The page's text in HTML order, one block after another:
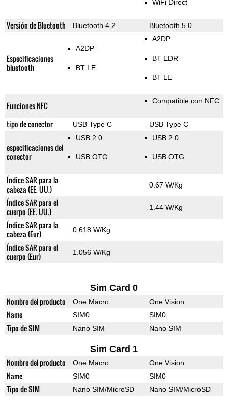
WiFi Direct
Versión de Bluetooth Bluetooth 4.2 Bluetooth 5.0
Especificaciones
bluetooth
A2DP
BT LE
A2DP
BT EDR
BT LE
Funciones NFC Compatible con NFC
tipo de conector USB Type C USB Type C
especificaciones del
conector
USB 2.0
USB OTG
USB 2.0
USB OTG
Índice SAR para la
cabeza (EE. UU.)
0.67 W/Kg
Índice SAR para el
cuerpo (EE. UU.)
1.44 W/Kg
Índice SAR para la
cabeza (Eur)
0.618 W/Kg
Índice SAR para el
cuerpo (Eur)
1.056 W/Kg
Sim Card 0
Nombre del producto One Macro One Vision
Name SIM0 SIM0
Tipo de SIM Nano SIM Nano SIM
Sim Card 1
Nombre del producto One Macro One Vision
Name SIM0 SIM0
Tipo de SIM Nano SIM/MicroSD Nano SIM/MicroSD